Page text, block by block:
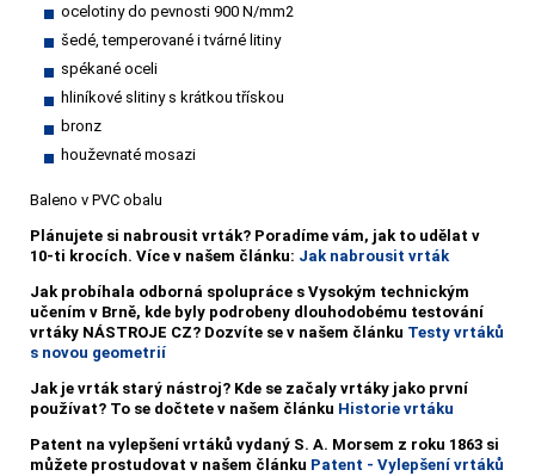
ocelotiny do pevnosti 900 N/mm2
šedé, temperované i tvárné litiny
spékané oceli
hliníkové slitiny s krátkou třískou
bronz
houževnaté mosazi
Baleno v PVC obalu
Plánujete si nabrousit vrták? Poradíme vám, jak to udělat v
10-ti krocích. Více v našem článku: Jak nabrousit vrták
Jak probíhala odborná spolupráce s Vysokým technickým
učením v Brně, kde byly podrobeny dlouhodobému testování
vrtáky NÁSTROJE CZ? Dozvíte se v našem článku Testy vrtáků
s novou geometrií
Jak je vrták starý nástroj? Kde se začaly vrtáky jako první
používat? To se dočtete v našem článku Historie vrtáku
Patent na vylepšení vrtáků vydaný S. A. Morsem z roku 1863 si
můžete prostudovat v našem článku Patent - Vylepšení vrtáků